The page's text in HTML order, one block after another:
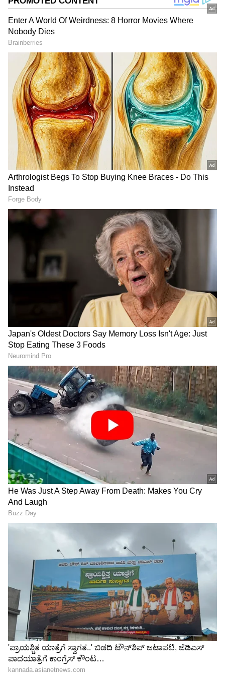
ಎನ್‌ಜಿಒ ಸಂಸ್ಥೆ ನೆರವಿನಿಂದ ಒಡಿಶಾದ 37 ಜೀವಗಳಿಗೆ
ಮುಕ್ತಿ!
ಸ್ವಯಂಪ್ರೇರಿತ ದೂರು ದಾಖಲು
ಇತ್ತೀಚೆಗೆ ಕೊರಟಗೆರೆ ಬಸ್ ನಿಲ್ದಾಣದಲ್ಲಿ ಬಾಲ
ಕಾರ್ಮಿಕನಿಂದ ಶೌಚ ಗುಂಡಿಯ ಮಲ ಸ್ವಚ್ಛಗೊಳಿಸಲಾಗಿತ್ತು.
ಇದೀಗ ತುಮಕೂರಲ್ಲೂ ಇಂತಹ ಅನಿಷ್ಟ ಪದ್ಧತಿ ಬೆಳಕಿಗೆ
ಬಂದಿದ್ದು ಪೊಲೀಸರು ಸ್ವಯಂ ಪ್ರೇರಿತ ಕೇಸ್‌ ದಾಖಲಿಸಿದ್ದಾರೆ.
DOWNLOAD APP
RECOMMENDED STORIES
'ಪ್ರಾಯಶ್ಚಿತ ಯಾತ್ರೆಗೆ ಸ್ವಾಗತ..'
ಬಿಡದಿ ಟೌನ್‌ಶಿಪ್ ಜಟಾಪಟಿ,
ಜೆಡಿಎಸ್ ಪಾದಯಾತ್ರೆಗೆ ಕಾಂಗ್ರೆಸ್
ಕೌಂಟರ್!
ಆ.11ರಿಂದ ಬೆಂಗಳೂರು-
ಮಂಗಳೂರು ವಂದೇ ಭಾರತ್
ಟ್ರಯಲ್, 57 ಸುರಂಗ, 226
ಸೇತುವೆ 108 ವಕ್ರಾಕೃತಿ ತಿರುವು
ದಾಟಲಿದೆ ರೈಲು!
ಹಂಪಿಯ ನಿಷೇಧಿತ, ಬಫರ್
ವಲಯದಲ್ಲಿ ಅಕ್ರಮ ಹೋಮ್‌ಸ್ಟೇ:
53ಕ್ಕೂ ಹೆಚ್ಚು ಅಧಿಕಾರಿಗಳಿಗೆ
ಉಪಲೋಕಾಯುಕ್ತರ ಬಿಗ್ ಶಾಕ್!
KRS Party: ವಾಲ್ಮೀಕಿ ನಿಗಮ
ಹಗರಣ: ಗಂಭೀರ ಆರೋಪ
ಎದುರಿಸುತ್ತಿರುವ ಬಿ ನಾಗೇಂದ್ರಗೆ
ಮಂತ್ರಿಗಿರಿ ಯಾಕೆ? KRS ಪಾರ್ಟಿ
ಕಿಡಿ
LATEST VIDEOS
"ರಾಜಕೀಯ ಬೇಡ, ಸಿನಿಮಾನೇ ಪ್ರಾಣ":
ಕನಕೋತ್ಸವದಲ್ಲಿ ರಿಷಬ್ ಶೆಟ್ಟಿ | Rishab
Shetty speech | Suvarna News